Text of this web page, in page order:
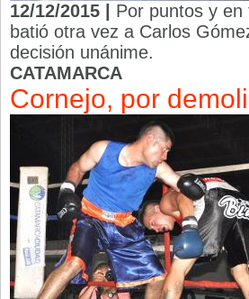
12/12/2015 | Por puntos y en
batió otra vez a Carlos
decisión unánime.
CATAMARCA
Cornejo, por